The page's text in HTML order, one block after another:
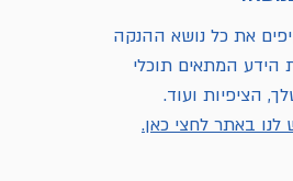
את כל נושא ההנקה
הידע המתאים תוכלי
הציפיות ועוד.
באתר לחצי כאן.